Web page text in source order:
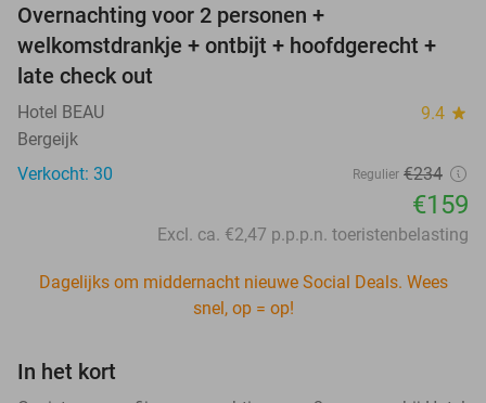
Overnachting voor 2 personen +
welkomstdrankje + ontbijt + hoofdgerecht +
late check out
Hotel BEAU 9.4 star
Bergeijk
Verkocht: 30
Regulier €234
€159
Excl. ca. €2,47 p.p.p.n. toeristenbelasting
Dagelijks om middernacht nieuwe Social Deals. Wees
snel, op = op!
In het kort